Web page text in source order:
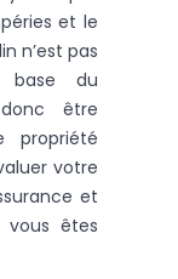
et le
n’est pas
base du
être
propriété
votre
et
vous êtes